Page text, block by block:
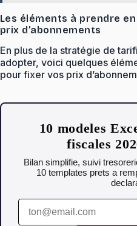
Les éléments à prendre
prix d’abonnements
En plus de la stratégie de
adopter, voici quelques
pour fixer vos prix
10 modeles
fiscales
Bilan simplifie, suivi
10 templates prets a